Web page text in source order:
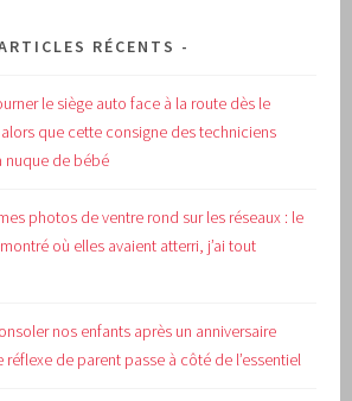
RÉCENTS
le siège auto face à la route dès le
que cette consigne des techniciens
nuque de bébé
photos de ventre rond sur les réseaux : le
où elles avaient atterri, j’ai tout
nos enfants après un anniversaire
de parent passe à côté de l’essentiel